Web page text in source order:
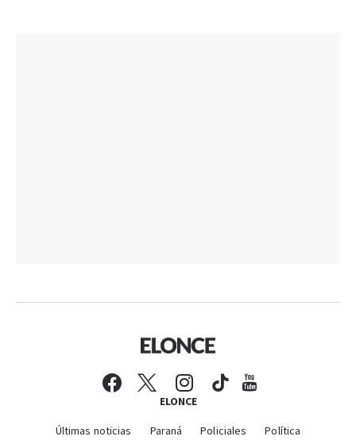
ELONCE
Últimas noticias Paraná Policiales
Política